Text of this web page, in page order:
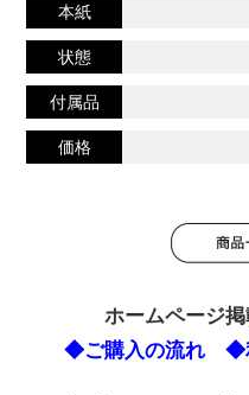
本紙
状態
付属品
価格
ホームページ掲
◆ご購入の流れ
◆